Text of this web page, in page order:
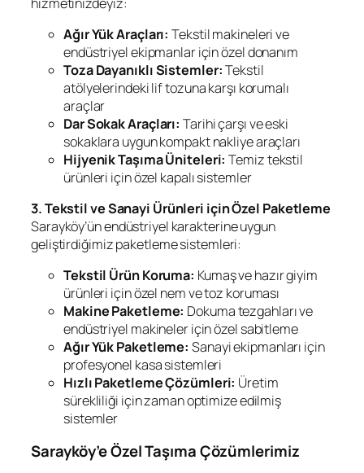
Ağır Yük Araçları: Tekstil makineleri ve
endüstriyel ekipmanlar için özel donanım
Toza Dayanıklı Sistemler:Tekstil
atölyelerindeki lif tozuna karşı korumalı
araçlar
Dar Sokak Araçları: Tarihi çarşı ve eski
sokaklara uygun kompakt nakliye araçları
Hijyenik Taşıma Üniteleri: Temiz tekstil
ürünleri için özel kapalı sistemler
3. Tekstil ve Sanayi Ürünleri için Özel Paketleme
Sarayköy’ün endüstriyel karakterine uygun
geliştirdiğimiz paketleme sistemleri:
Tekstil Ürün Koruma: Kumaş ve hazır giyim
ürünleri için özel nem ve toz koruması
Makine Paketleme: Dokuma tezgahları ve
endüstriyel makineler için özel sabitleme
Ağır Yük Paketleme: Sanayi ekipmanları için
profesyonel kasa sistemleri
Hızlı Paketleme Çözümleri: Üretim
sürekliliği için zaman optimize edilmiş
sistemler
Sarayköy’e Özel Taşıma Çözümlerimiz